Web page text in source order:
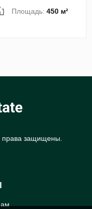
Площадь:450 м²
права защищены.